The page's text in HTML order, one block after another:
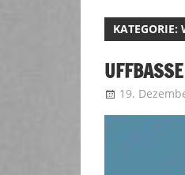
KATEGORIE:
19.